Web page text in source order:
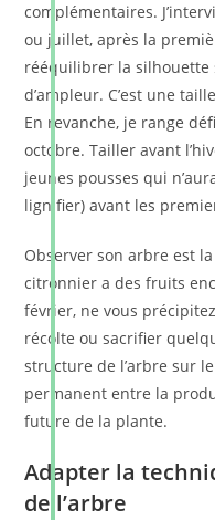
complémentaires.
ou juillet, après la
rééquilibrer la
d’ampleur. C’est une
En revanche, je range
octobre. Tailler avant
jeunes pousses qui
lignifier) avant les
Observer son arbre est
citronnier a des fruits
février, ne vous
récolte ou sacrifier
structure de l’arbre sur
permanent entre la
future de la plante.
Adapter la
de l’arbre